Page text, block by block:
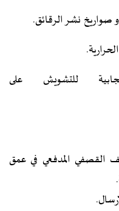
.
للتشويش على
القصفي المدفعي في عمق